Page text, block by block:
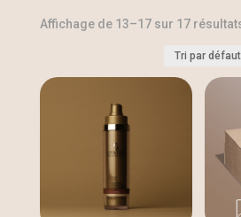
Affichage de 13–17 sur 17